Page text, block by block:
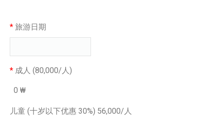
* 旅游日期
* 成人 (80,000/人)
0 ₩
儿童 (十岁以下优惠 30%) 56,000/人